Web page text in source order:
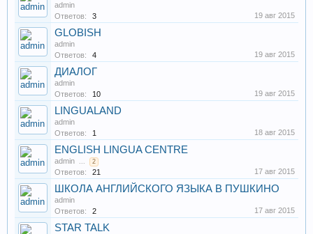
admin
Ответов:
3 19 авг 2015
GLOBISH
admin
Ответов:
4 19 авг 2015
ДИАЛОГ
admin
Ответов:
10 19 авг 2015
LINGUALAND
admin
Ответов:
1 18 авг 2015
ENGLISH LINGUA CENTRE
admin ... 2
Ответов: 21 17 авг 2015
ШКОЛА АНГЛИЙСКОГО ЯЗЫКА В ПУШКИНО
admin
Ответов:
2 17 авг 2015
STAR TALK